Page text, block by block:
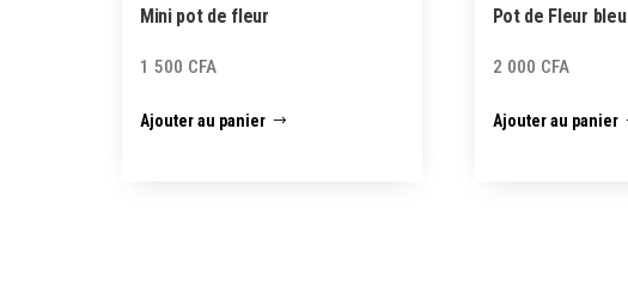
Mini pot de fleur
1 500 CFA
Ajouter au panier
Pot de Fleur bleu
2 000 CFA
Ajouter au panier